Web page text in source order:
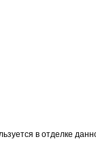
в отделке